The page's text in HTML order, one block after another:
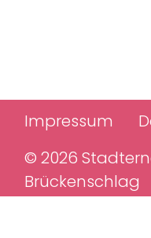
Impressum
© 2026
Brückenschlag